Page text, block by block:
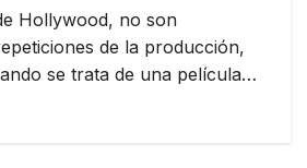
Hollywood, no son
de la producción,
se trata de una película…